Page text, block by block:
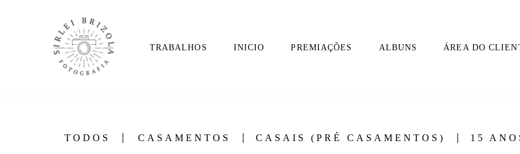
TRABALHOS INICIO PREMIAÇÕES ALBUNS ÁREA DO
TODOS CASAMENTOS CASAIS (PRÉ CASAMENTOS) 15